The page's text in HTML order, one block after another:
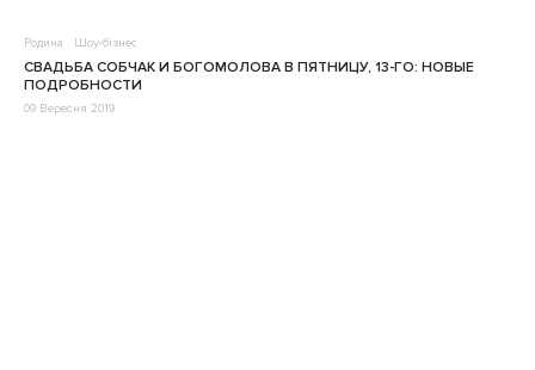
Родина Шоу-бізнес
СВАДЬБА СОБЧАК И БОГОМОЛОВА В ПЯТНИЦУ, 13-ГО: НОВЫЕ
ПОДРОБНОСТИ
09 Вересня 2019